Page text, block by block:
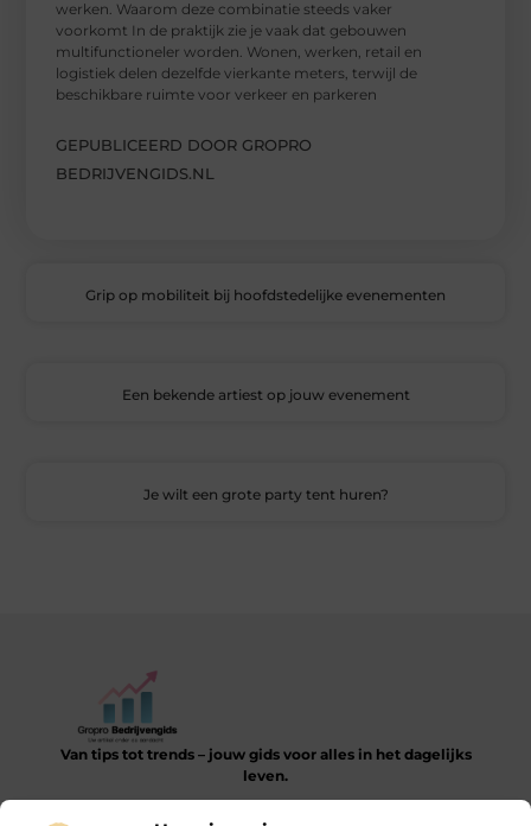
werken. Waarom deze combinatie steeds vaker
voorkomt In de praktijk zie je vaak dat gebouwen
multifunctioneler worden. Wonen, werken, retail en
logistiek delen dezelfde vierkante meters, terwijl de
beschikbare ruimte voor verkeer en parkeren
GEPUBLICEERD DOOR GROPRO
BEDRIJVENGIDS.NL
Grip op mobiliteit bij hoofdstedelijke evenementen
Een bekende artiest op jouw evenement
Je wilt een grote party tent huren?
Van tips tot trends – jouw gids voor alles in het dagelijks
leven.